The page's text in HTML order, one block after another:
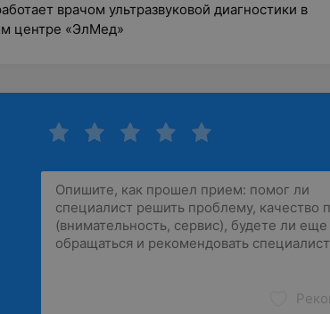
врачом ультразвуковой диагностики в
центре «ЭлМед»